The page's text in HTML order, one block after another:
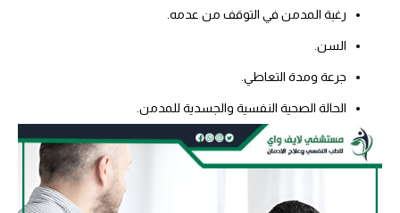
رغبة المدمن في التوقف من عدمه.
السن.
جرعة ومدة التعاطي.
الحالة الصحية النفسية والجسدية للمدمن.